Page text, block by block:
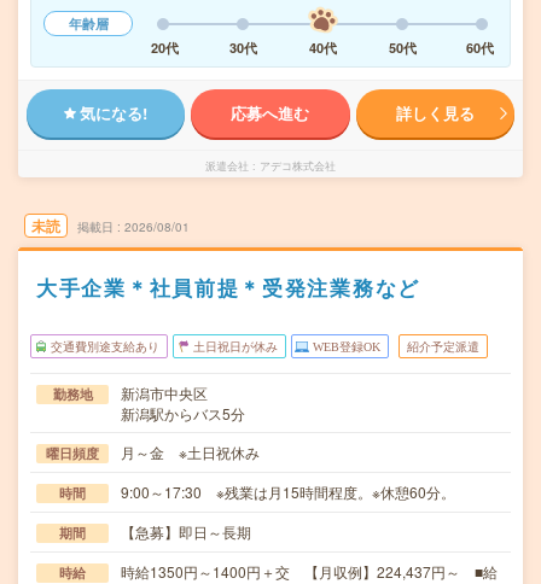
年齢層
20代
30代 40代 50代 60代
気になる! 応募へ進む 詳しく見る
派遣会社 アデコ株式会社
未読 掲載日 2026/08/01
大手企業＊社員前提＊受発注業務など
交通費別途支給あり 土日祝日が休み WEB登録OK 紹介予定派遣
勤務地
新潟市中央区
新潟駅からバス5分
曜日頻度 月～金 ※土日祝休み
時間 9:00～17:30 ※残業は月15時間程度。※休憩60分。
期間 【急募】即日～長期
時給
時給1350円～1400円＋交 【月収例】224,437円～ ■給